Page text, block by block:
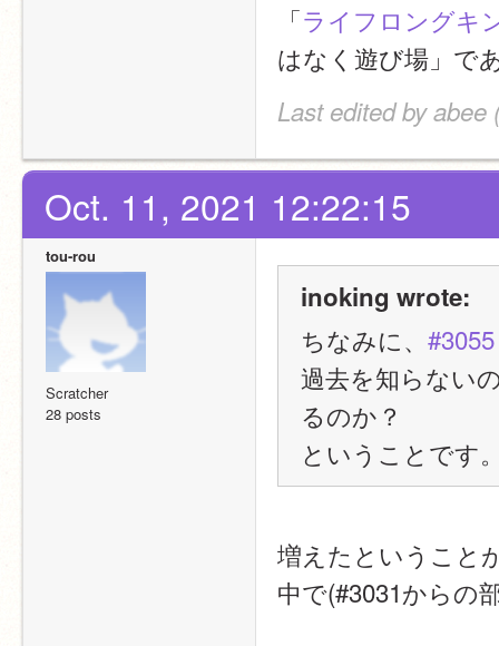
「ライフロングキ
はなく遊び場」で
Last edited by abee
Oct. 11, 2021 12:22:15
tou-rou
Scratcher
28 posts
inoking wrote:
ちなみに、 #3055
過去を知らない
るのか？
ということです
増えたということ
中で(#3031からの